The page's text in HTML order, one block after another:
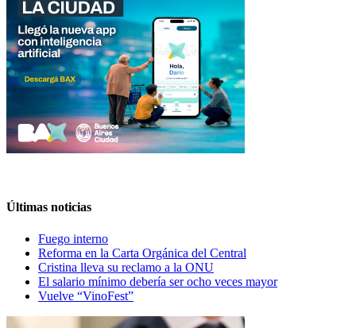
Últimas noticias
Fuego interno
Reforma en la Carta Orgánica del Central
Cristina lleva su reclamo a la ONU
El salario mínimo debería ser ocho veces mayor
Vuelve “VinoFest”